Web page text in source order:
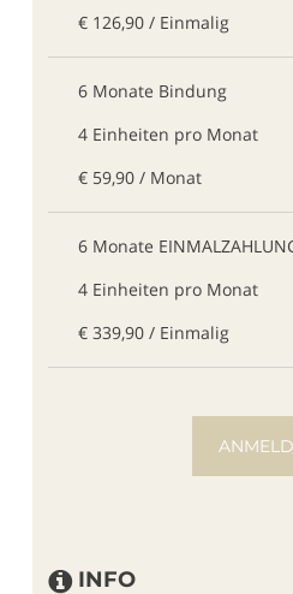
€ 126,90 / Einmalig
6 Monate Bindung
4 Einheiten pro Monat
€ 59,90 / Monat
6 Monate
4 Einheiten pro Monat
€ 339,90 / Einmalig
INFO